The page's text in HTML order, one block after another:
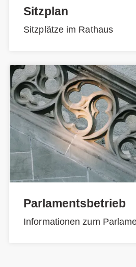
Sitzplan
Sitzplätze im Rathaus
Parlamentsbetrieb
Informationen zum